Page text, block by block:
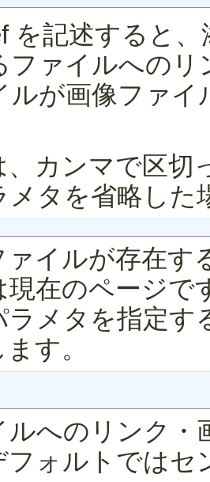
を記述すると
ファイルへの
ルが画像ファイ
、カンマで区切
メタを省略した
ァイルが存在す
現在のページで
ラメタを指定す
す。
ルへのリンク・
フォルトではセ